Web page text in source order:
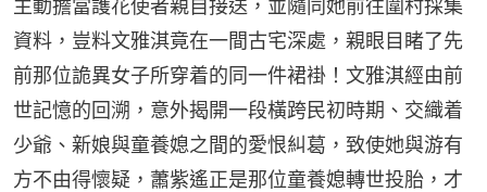
主動擔當護花使者親自接送，並隨同她前往圍村採集
資料，豈料文雅淇竟在一間古宅深處，親眼目睹了先
前那位詭異女子所穿着的同一件裙褂！文雅淇經由前
世記憶的回溯，意外揭開一段橫跨民初時期、交織着
少爺、新娘與童養媳之間的愛恨糾葛，致使她與游有
方不由得懷疑，蕭紫遙正是那位童養媳轉世投胎，才